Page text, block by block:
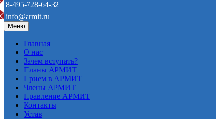
8-495-728-64-32
info@armit.ru
Меню
Главная
О нас
Зачем вступать?
Планы АРМИТ
Прием в АРМИТ
Члены АРМИТ
Правление АРМИТ
Контакты
Устав